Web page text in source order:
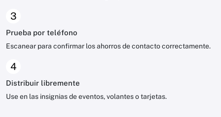
3
Prueba por teléfono
Escanear para confirmar los ahorros de contacto correctamente.
4
Distribuir libremente
Use en las insignias de eventos, volantes o tarjetas.